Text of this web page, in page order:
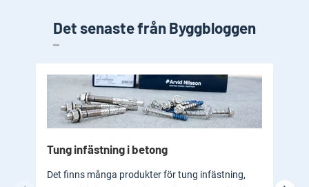
Det senaste från Byggbloggen
Tung infästning i betong
Det finns många produkter för tung infästning,